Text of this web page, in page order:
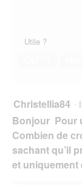
Utile ?
Christellia84 ·
Bonjour Pour
Combien de
sachant qu’il
et uniquement